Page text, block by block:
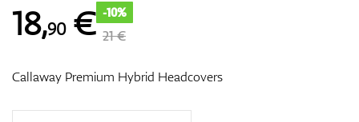
18,90€ -10%
21 €
Callaway Premium Hybrid Headcovers